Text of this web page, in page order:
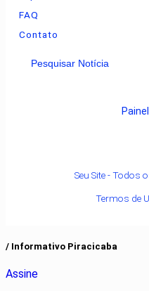
FAQ
Contato
Pesquisar Notícia
Seu Site - Todos
Termos de
/ Informativo Piracicaba
Assine